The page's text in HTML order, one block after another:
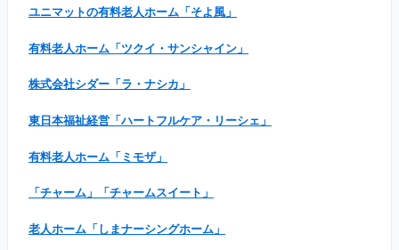
ユニマットの有料老人ホーム「そよ風」
有料老人ホーム「ツクイ・サンシャイン」
株式会社シダー「ラ・ナシカ」
東日本福祉経営「ハートフルケア・リーシェ」
有料老人ホーム「ミモザ」
「チャーム」「チャームスイート」
老人ホーム「しまナーシングホーム」